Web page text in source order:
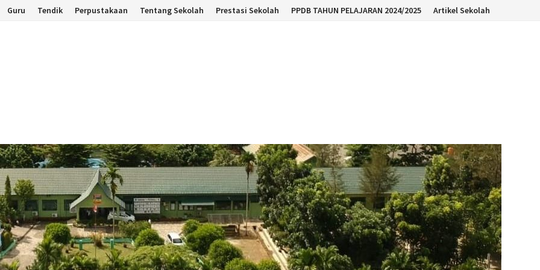
Guru Tendik Perpustakaan Tentang Sekolah Prestasi Sekolah PPDB TAHUN PELAJARAN 2024/2025 Artikel Sekolah